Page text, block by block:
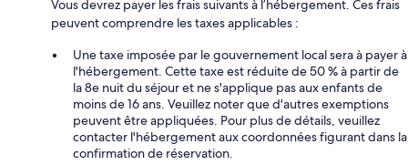
Vous devrez payer les frais suivants à l’hébergement. Ces frais
peuvent comprendre les taxes applicables :
Une taxe imposée par le gouvernement local sera à payer à
l'hébergement. Cette taxe est réduite de 50 % à partir de
la 8e nuit du séjour et ne s'applique pas aux enfants de
moins de 16 ans. Veuillez noter que d'autres exemptions
peuvent être appliquées. Pour plus de détails, veuillez
contacter l'hébergement aux coordonnées figurant dans la
confirmation de réservation.